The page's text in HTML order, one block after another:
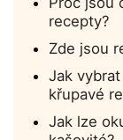
recepty?
Zde jsou
Jak
křupavé
Jak lze